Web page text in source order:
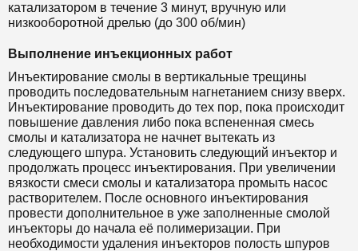
катализатором в течение 3 минут, вручную или
низкооборотной дрелью (до 300 об/мин)
Выполнение инъекционных работ
Инъектирование смолы в вертикальные трещины
проводить последовательным нагнетанием снизу вверх.
Инъектирование проводить до тех пор, пока происходит
повышение давления либо пока вспененная смесь
смолы и катализатора не начнет вытекать из
следующего шпура. Установить следующий инъектор и
продолжать процесс инъектирования. При увеличении
вязкости смеси смолы и катализатора промыть насос
растворителем. После основного инъектирования
провести дополнительное в уже заполненные смолой
инъекторы до начала её полимеризации. При
необходимости удаления инъекторов полость шпуров